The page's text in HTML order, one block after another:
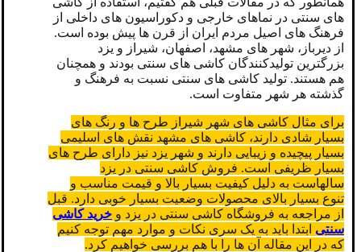
های سنتی در نماهای خارجی و دکوراسیون های داخلی از
فرهنگ های اصیل مردم ایران از قرن ها پیش بوده است.
از دیرباز، شهر های مشهد، اصفهان، شیراز و یزد
بزرگترین تولیدکنندگان کاشی های سنتی بودند و همچنان
هم هستند. تولید کاشی های سنتی نسبت به فرهنگ و
گذشته هر شهر متفاوت است.
برای مثال کاشی های شهر شیراز طرح ها و رنگ های
بسیار شادی دارند، کاشی های مشهد نقش های اسلیمی
بسیار پیچیده و زیبایی دارند و شهر یزد نیز دارای طرح های
بسیار ظریفی است. فروش کاشی سنتی در یزد
سالهاست به دلیل کیفیت بسیار بالا و قیمت مناسب و
تنوع بسیار بالای محصولات وضعیت بسیار خوبی دارد. قبل
از مراجعه به فروشگاه کاشی سنتی در یزد و خرید کاشی
سنتی ابتدا باید به یک سری نکات و موارد مهم توجه کنیم
که در این مقاله آن ها را با هم بررسی خواهیم کرد.